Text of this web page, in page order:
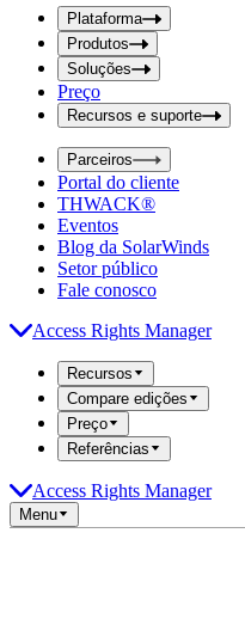
u
t
S
e
a
r
c
h
b
o
x
Plataforma
Produtos
Soluções
Preço
Recursos e suporte
Parceiros
Portal do cliente
THWACK®
Eventos
Blog da SolarWinds
Setor público
Fale conosco
Access Rights Manager
Recursos
Compare edições
Preço
Referências
Access Rights Manager
Menu